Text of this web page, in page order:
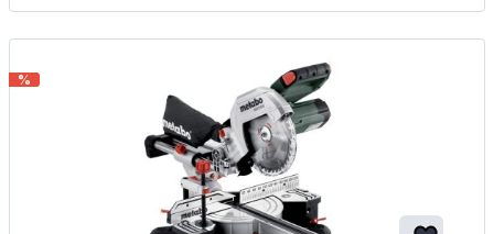
CAS-Marken: Technische Daten: Akkutyp: CAS, LiPOWER
5,5 Nm Bohr-Ø Stahl: 13 mm Bohr-Ø Weichholz: 36 mm
Leerlaufdrehzahlen: 0 - 450 / 0 - 1850 /min
Bohrfutterspannweite: 1,5 - 13 mm Gewicht ohne Akkupack:
Schnellspannbohrfutter Gürtelhaken und Bitdepot 2x Akku
LiPOWER 18V / 2,0 Ah (CAS Akkusystem) Ladegerät SC 36
%